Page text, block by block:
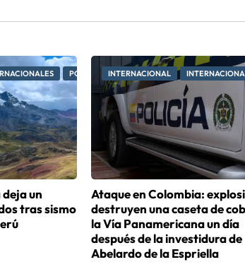
PORTADA
un
tras sismo
INTERNACIONAL
Ataque en Colombia:
destruyen una caseta de
la Vía Panamericana un día
después de la investidura de
Abelardo de la Espriella